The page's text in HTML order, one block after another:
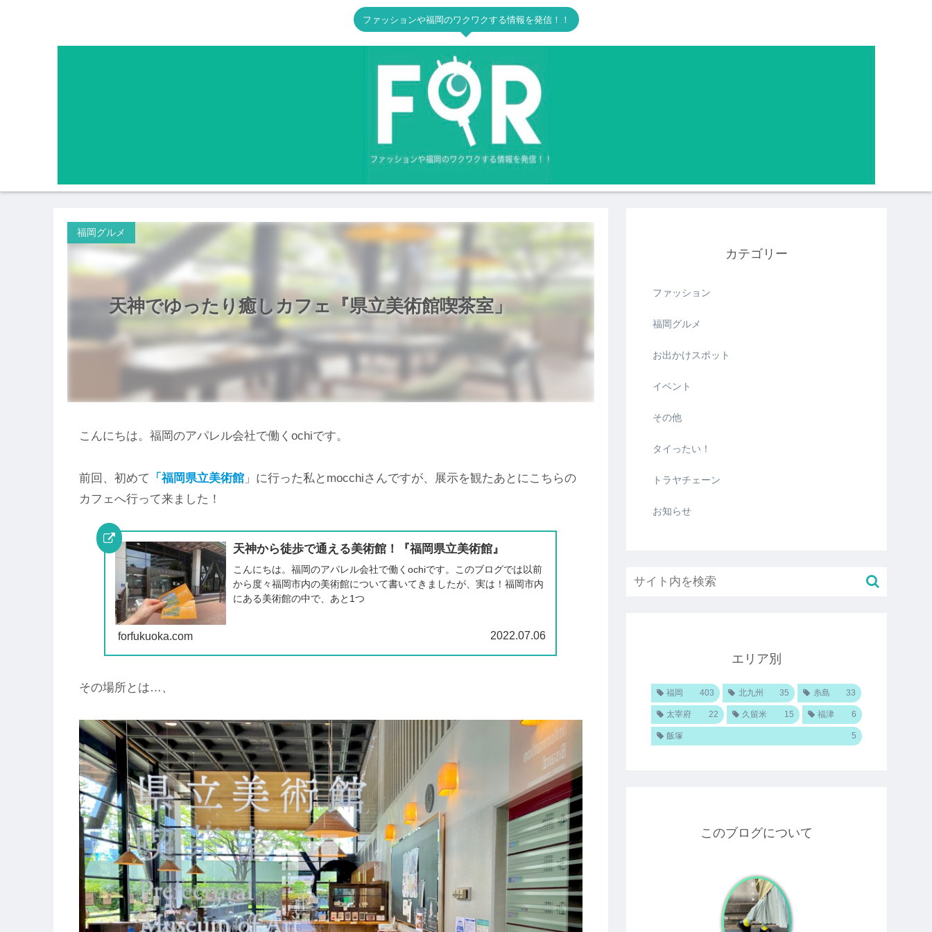
ファッションや福岡のワクワクする情報を発信！！
天神でゆったり癒しカフェ『県立美術館喫茶室」
福岡グルメ
こんにちは。福岡のアパレル会社で働くochiです。
前回、初めて 「福岡県立美術館」に行った私とmocchiさんですが、展示を観たあとにこちらの
カフェへ行って来ました！
天神から徒歩で通える美術館！『福岡県立美術館』
こんにちは。福岡のアパレル会社で働くochiです。このブログでは以前
から度々福岡市内の美術館について書いてきましたが、実は！福岡市内
にある美術館の中で、あと1つ
forfukuoka.com 2022.07.06
その場所とは…、
カテゴリー
ファッション
福岡グルメ
お出かけスポット
イベント
その他
タイったい！
トラヤチェーン
お知らせ
エリア別
福岡 403 北九州 35 糸島 33
太宰府 22 久留米 15 福津 6
飯塚 5
このブログについて